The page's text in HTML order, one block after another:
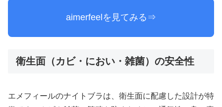
aimerfeelを見てみる⇒
衛生面（カビ・におい・雑菌）の安全性
エメフィールのナイトブラは、衛生面に配慮した設計が特